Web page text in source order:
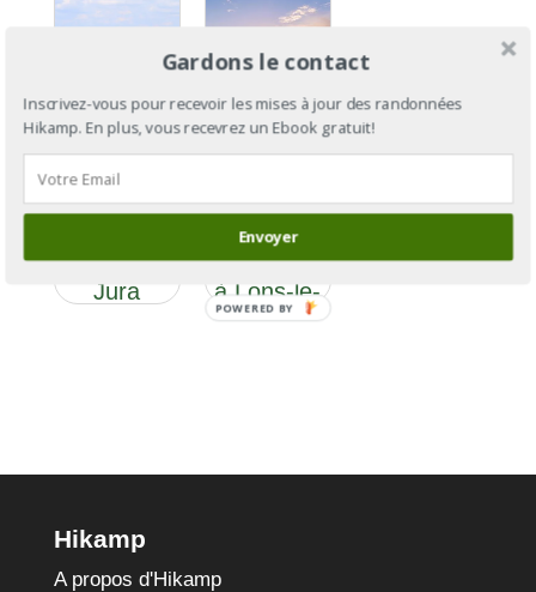
GR®59 :
Vosges au
Jura
section 2 :
de
Besançon
à Lons-le-
Saunier
Hikamp
A propos d'Hikamp
Gardons le contact
Inscrivez-vous pour recevoir les mises à jour des randonnées
Hikamp. En plus, vous recevrez un Ebook gratuit!
Envoyer
POWERED BY